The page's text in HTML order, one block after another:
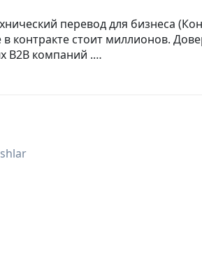
перевод для бизнеса
контракте стоит миллионов.
B2B компаний .
тайна).
технической документации,
Мустакиллик, 75, БЦ Инконель .